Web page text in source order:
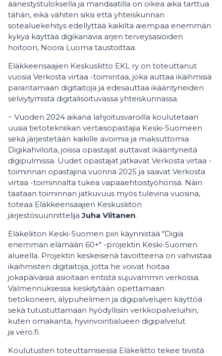
äänestystuloksella ja mandaatilla on oikea aika tarttua
tähän, eikä vähiten siksi että yhteiskunnan
sotealuekehitys edellyttää kaikilta aiempaa enemmän
kykyä käyttää digikanavia arjen terveysasioiden
hoitoon, Noora Luoma taustoittaa.
Eläkkeensaajien Keskusliitto EKL ry on toteuttanut
vuosia Verkosta virtaa -toimintaa, joka auttaa ikäihmisiä
parantamaan digitaitoja ja edesauttaa ikääntyneiden
selviytymistä digitalisoituvassa yhteiskunnassa.
− Vuoden 2024 aikana lahjoitusvaroilla koulutetaan
uusia tietotekniikan vertaisopastajia Keski-Suomeen
sekä järjestetään kaikille avoimia ja maksuttomia
Digikahviloita, joissa opastajat auttavat ikääntyneitä
digipulmissa. Uudet opastajat jatkavat Verkosta virtaa -
toiminnan opastajina vuonna 2025 ja saavat Verkosta
virtaa -toiminnalta tukea vapaaehtoistyöhönsä. Näin
taataan toiminnan jatkuvuus myös tulevina vuosina,
toteaa Eläkkeensaajien Keskusliiton
järjestösuunnittelijaJuha Viitanen.
Eläkeliiton Keski-Suomen piiri käynnistää "Digiä
enemmän elämään 60+" -projektin Keski-Suomen
alueella. Projektin keskeisenä tavoitteena on vahvistaa
ikäihmisten digitaitoja, jotta he voivat hoitaa
jokapäiväisiä asioitaan entistä sujuvammin verkossa.
Valmennuksessa keskitytään opettamaan
tietokoneen, älypuhelimen ja digipalvelujen käyttöä
sekä tutustuttamaan hyödyllisiin verkkopalveluihin,
kuten omakanta, hyvinvointialueen digipalvelut
ja vero.fi.
Koulutusten toteuttamisessa Eläkeliitto tekee tiivistä